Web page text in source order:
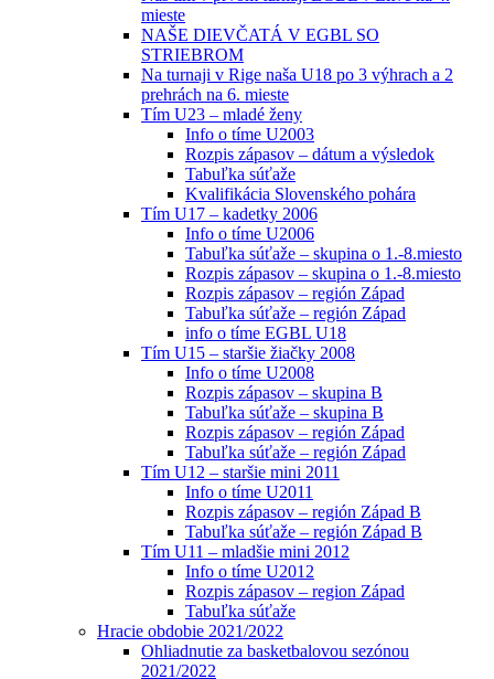
mieste
NAŠE DIEVČATÁ V EGBL SO
STRIEBROM
Na turnaji v Rige naša U18 po 3 výhrach a 2
prehrách na 6. mieste
Tím U23 – mladé ženy
Info o tíme U2003
Rozpis zápasov – dátum a výsledok
Tabuľka súťaže
Kvalifikácia Slovenského pohára
Tím U17 – kadetky 2006
Info o tíme U2006
Tabuľka súťaže – skupina o 1.-8.miesto
Rozpis zápasov – skupina o 1.-8.miesto
Rozpis zápasov – región Západ
Tabuľka súťaže – región Západ
info o tíme EGBL U18
Tím U15 – staršie žiačky 2008
Info o tíme U2008
Rozpis zápasov – skupina B
Tabuľka súťaže – skupina B
Rozpis zápasov – región Západ
Tabuľka súťaže – región Západ
Tím U12 – staršie mini 2011
Info o tíme U2011
Rozpis zápasov – región Západ B
Tabuľka súťaže – región Západ B
Tím U11 – mladšie mini 2012
Info o tíme U2012
Rozpis zápasov – region Západ
Tabuľka súťaže
Hracie obdobie 2021/2022
Ohliadnutie za basketbalovou sezónou
2021/2022